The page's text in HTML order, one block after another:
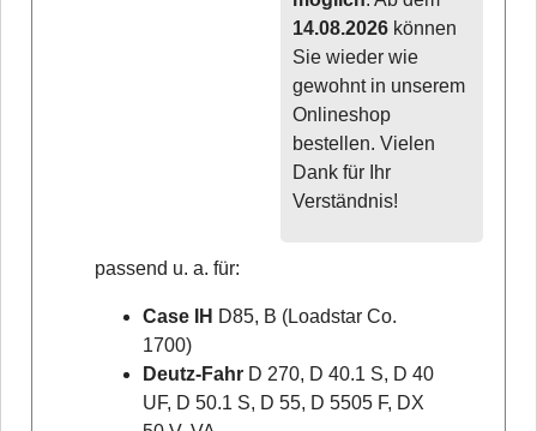
14.08.2026 können
Sie wieder wie
gewohnt in unserem
Onlineshop
bestellen. Vielen
Dank für Ihr
Verständnis!
passend u. a. für:
Case IH D85, B (Loadstar Co.
1700)
Deutz-Fahr D 270, D 40.1 S, D 40
UF, D 50.1 S, D 55, D 5505 F, DX